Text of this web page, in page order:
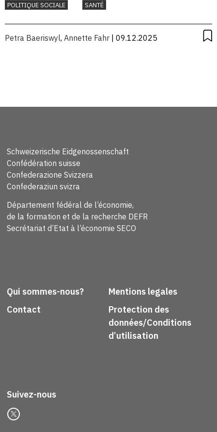
POLITIQUE SOCIALE SANTÉ
Petra Baeriswyl, Annette Fahr | 09.12.2025
Schweizerische Eidgenossenschaft
Confédération suisse
Confederazione Svizzera
Confederaziun svizra
Département fédéral de l’économie,
de la formation et de la recherche DEFR
Secrétariat d’Etat à l’économie SECO
Qui sommes-nous?
Contact
Mentions legales
Protection des
données/Conditions
d’utilisation
Suivez-nous